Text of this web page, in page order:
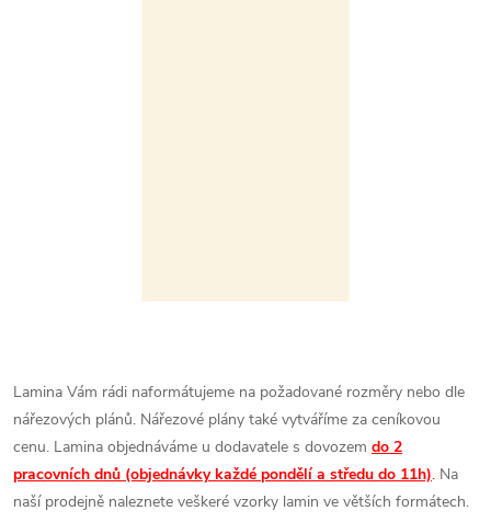
Lamina Vám rádi naformátujeme na požadované rozměry nebo dle
nářezových plánů. Nářezové plány také vytváříme za ceníkovou
cenu. Lamina objednáváme u dodavatele s dovozem do 2
pracovních dnů (objednávky každé pondělí a středu do 11h). Na
naší prodejně naleznete veškeré vzorky lamin ve větších formátech.